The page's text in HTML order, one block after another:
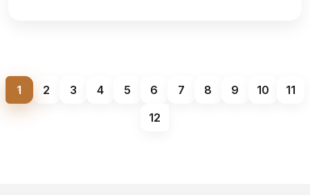
1 2 3 4 5 6 7 8 9 10
11
12